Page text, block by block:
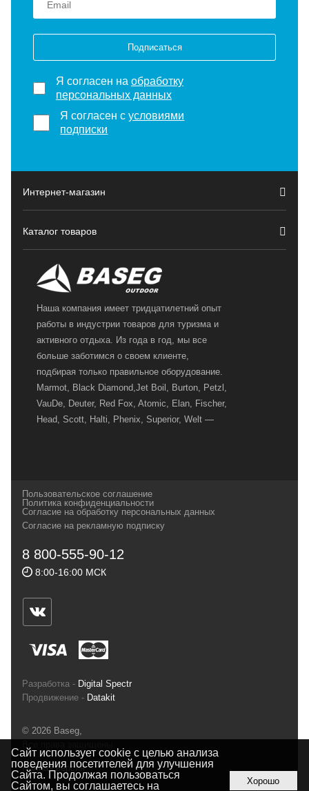
Подписаться
Я согласен на обработку
персональных данных
Я согласен сусловиями
подписки
Интернет-магазин
Каталог товаров
Наша компания имеет тридцатилетний опыт
работы в индустрии товаров для туризма и
активного отдыха. Из года в год, мы все
больше заботимся о своем клиенте,
подбирая только правильное оборудование.
Marmot, Black Diamond,Jet Boil, Burton, Petzl,
VauDe, Deuter, Red Fox, Atomic, Elan, Fischer,
Head, Scott, Halti, Phenix, Superior, Welt —
и взыскательных путешественников,
спортсменов и отдыхающих.
Геннадьевич
ИНН 590300057023 ОГРН 304590319000121
ул.Советская, 25, магазин Басег.
Тел./факс (342) 2101242
Пользовательское соглашение
Политика конфиденциальности
Согласие на обработку персональных данных
Согласие на рекламную подписку
8 800-555-90-12
8:00-16:00 МСК
Разработка - Digital Spectr
Продвижение - Datakit
© 2026 Baseg,
Полная версия
Сайт использует cookie с целью анализа
поведения посетителей для улучшения
Сайта. Продолжая пользоваться
Сайтом, вы соглашаетесь на
Хорошо